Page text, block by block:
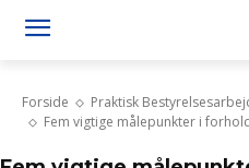
Forside Praktisk
Fem vigtige målepunkter i